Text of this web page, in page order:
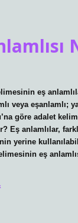
eş
veya eşanlamlı;
göre adalet
Eş anlamlılar,
yerine
eş